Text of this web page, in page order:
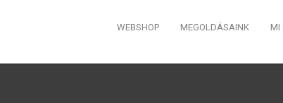
WEBSHOP MEGOLDÁSAINK MI